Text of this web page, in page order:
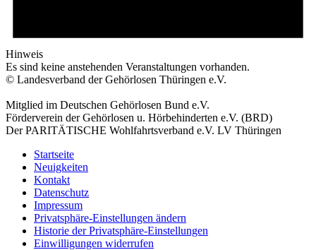
Hinweis
Es sind keine anstehenden Veranstaltungen vorhanden.
© Landesverband der Gehörlosen Thüringen e.V.
Mitglied im Deutschen Gehörlosen Bund e.V.
Förderverein der Gehörlosen u. Hörbehinderten e.V. (BRD)
Der PARITÄTISCHE Wohlfahrtsverband e.V. LV Thüringen
Startseite
Neuigkeiten
Kontakt
Datenschutz
Impressum
Privatsphäre-Einstellungen ändern
Historie der Privatsphäre-Einstellungen
Einwilligungen widerrufen